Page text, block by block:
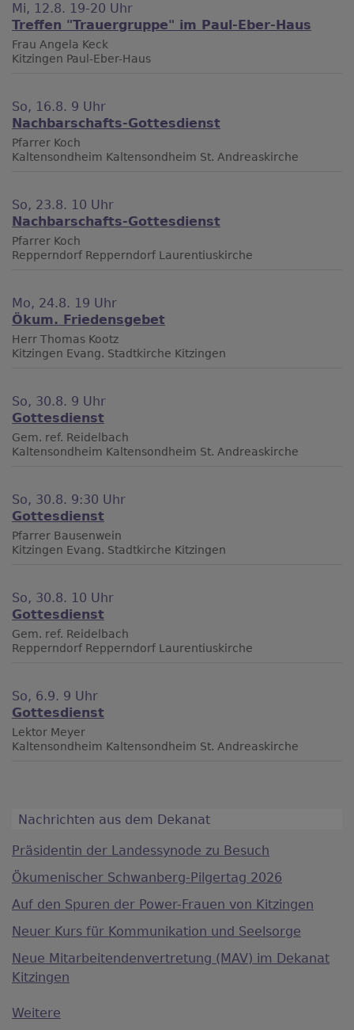
Mi, 12.8. 19-20 Uhr
Treffen "Trauergruppe" im Paul-Eber-Haus
Frau Angela Keck
Kitzingen Paul-Eber-Haus
So, 16.8. 9 Uhr
Nachbarschafts-Gottesdienst
Pfarrer Koch
Kaltensondheim Kaltensondheim St. Andreaskirche
So, 23.8. 10 Uhr
Nachbarschafts-Gottesdienst
Pfarrer Koch
Repperndorf Repperndorf Laurentiuskirche
Mo, 24.8. 19 Uhr
Ökum. Friedensgebet
Herr Thomas Kootz
Kitzingen Evang. Stadtkirche Kitzingen
So, 30.8. 9 Uhr
Gottesdienst
Gem. ref. Reidelbach
Kaltensondheim Kaltensondheim St. Andreaskirche
So, 30.8. 9:30 Uhr
Gottesdienst
Pfarrer Bausenwein
Kitzingen Evang. Stadtkirche Kitzingen
So, 30.8. 10 Uhr
Gottesdienst
Gem. ref. Reidelbach
Repperndorf Repperndorf Laurentiuskirche
So, 6.9. 9 Uhr
Gottesdienst
Lektor Meyer
Kaltensondheim Kaltensondheim St. Andreaskirche
Nachrichten aus dem Dekanat
Präsidentin der Landessynode zu Besuch
Ökumenischer Schwanberg-Pilgertag 2026
Auf den Spuren der Power-Frauen von Kitzingen
Neuer Kurs für Kommunikation und Seelsorge
Neue Mitarbeitendenvertretung (MAV) im Dekanat
Kitzingen
Weitere